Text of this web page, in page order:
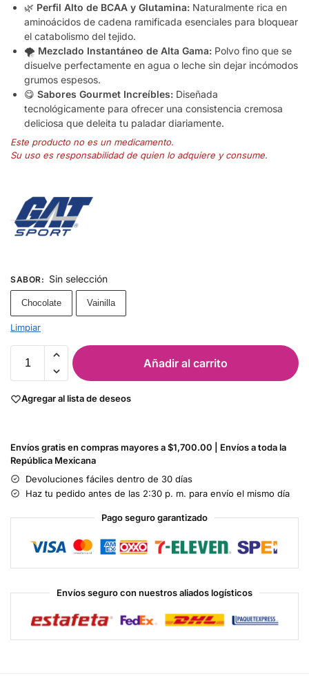
🌿 Perfil Alto de BCAA y Glutamina: Naturalmente rica en
aminoácidos de cadena ramificada esenciales para bloquear
el catabolismo del tejido.
🌪️ Mezclado Instantáneo de Alta Gama: Polvo fino que se
disuelve perfectamente en agua o leche sin dejar incómodos
grumos espesos.
😋 Sabores Gourmet Increíbles: Diseñada
tecnológicamente para ofrecer una consistencia cremosa
deliciosa que deleita tu paladar diariamente.
Este producto no es un medicamento.
Su uso es responsabilidad de quien lo adquiere y consume.
SABOR: Sin selección
Chocolate Vainilla
Limpiar
Añadir al carrito
Agregar al lista de deseos
Envíos gratis en compras mayores a $1,700.00 | Envíos a toda la
República Mexicana
Devoluciones fáciles dentro de 30 días
Haz tu pedido antes de las 2:30 p. m. para envío el mismo día
Pago seguro garantizado
Envíos seguro con nuestros aliados logísticos